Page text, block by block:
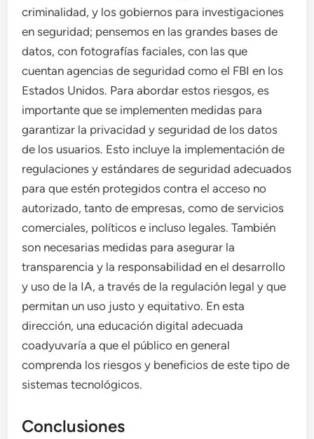
criminalidad, y los gobiernos para investigaciones
en seguridad; pensemos en las grandes bases de
datos, con fotografías faciales, con las que
cuentan agencias de seguridad como el FBI en los
Estados Unidos. Para abordar estos riesgos, es
importante que se implementen medidas para
garantizar la privacidad y seguridad de los datos
de los usuarios. Esto incluye la implementación de
regulaciones y estándares de seguridad adecuados
para que estén protegidos contra el acceso no
autorizado, tanto de empresas, como de servicios
comerciales, políticos e incluso legales. También
son necesarias medidas para asegurar la
transparencia y la responsabilidad en el desarrollo
y uso de la IA, a través de la regulación legal y que
permitan un uso justo y equitativo. En esta
dirección, una educación digital adecuada
coadyuvaría a que el público en general
comprenda los riesgos y beneficios de este tipo de
sistemas tecnológicos.
Conclusiones